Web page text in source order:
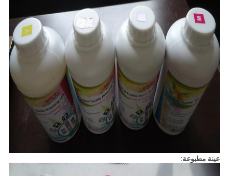
عينة مطبوعة: